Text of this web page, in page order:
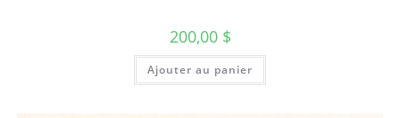
200,00 $
Ajouter au panier